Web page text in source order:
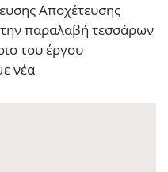
Αποχέτευσης
παραλαβή τεσσάρων
του έργου
νέα